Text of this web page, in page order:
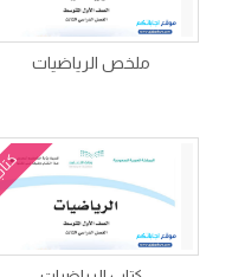
ملخص الرياضيات